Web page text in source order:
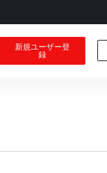
新規ユーザー登
録